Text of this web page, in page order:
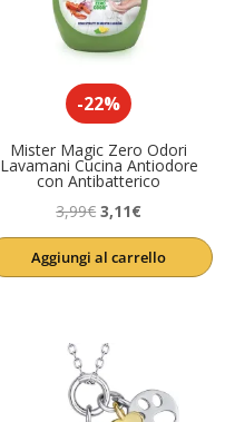
-22%
Mister Magic Zero Odori
Lavamani Cucina Antiodore
con Antibatterico
3,99€ Il
prezzo
originale
3,11€Il
prezzo
attuale
Aggiungi al carrello